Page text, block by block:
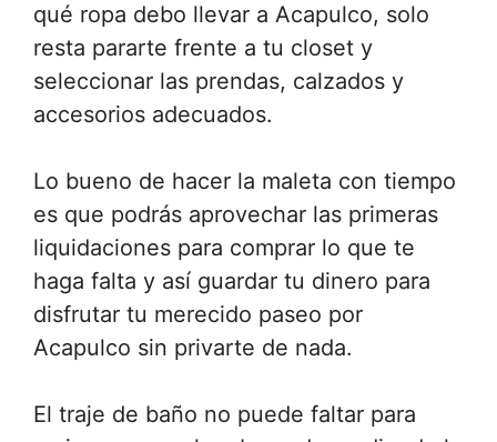
qué ropa debo llevar a Acapulco, solo
resta pararte frente a tu closet y
seleccionar las prendas, calzados y
accesorios adecuados.
Lo bueno de hacer la maleta con tiempo
es que podrás aprovechar las primeras
liquidaciones para comprar lo que te
haga falta y así guardar tu dinero para
disfrutar tu merecido paseo por
Acapulco sin privarte de nada.
El traje de baño no puede faltar para